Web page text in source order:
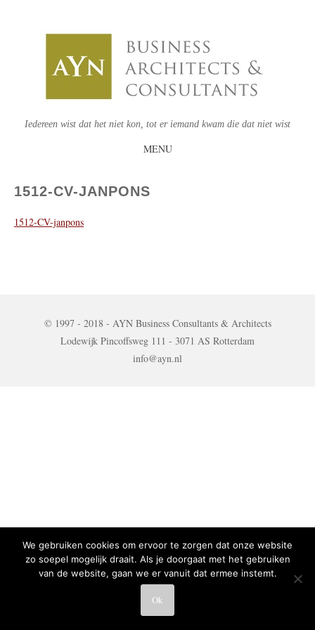
Iedereen wist dat het niet kon, tot er iemand kwam die dat niet wist
MENU
TO
1512-CV-JANPONS
1512-CV-janpons
© 1997 - 2018 - AYN Business Consultants & Architects
Lodewijk Pincoffsweg 111 - 3071 AS Rotterdam
info@ayn.nl
We gebruiken cookies om ervoor te zorgen dat onze website
zo soepel mogelijk draait. Als je doorgaat met het gebruiken
van de website, gaan we er vanuit dat ermee instemt.
Ok